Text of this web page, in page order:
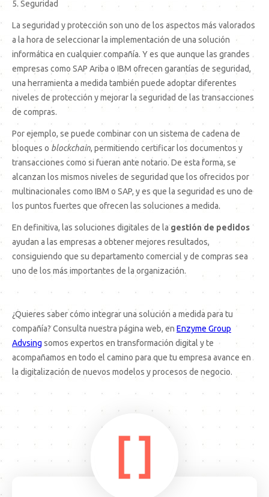
5. Seguridad
La seguridad y protección son uno de los aspectos más valorados
a la hora de seleccionar la implementación de una solución
informática en cualquier compañía. Y es que aunque las grandes
empresas como SAP Ariba o IBM ofrecen garantías de seguridad,
una herramienta a medida también puede adoptar diferentes
niveles de protección y mejorar la seguridad de las transacciones
de compras.
Por ejemplo, se puede combinar con un sistema de cadena de
bloques o blockchain, permitiendo certificar los documentos y
transacciones como si fueran ante notario. De esta forma, se
alcanzan los mismos niveles de seguridad que los ofrecidos por
multinacionales como IBM o SAP, y es que la seguridad es uno de
los puntos fuertes que ofrecen las soluciones a medida.
En definitiva, las soluciones digitales de lagestión de pedidos
ayudan a las empresas a obtener mejores resultados,
consiguiendo que su departamento comercial y de compras sea
uno de los más importantes de la organización.
¿Quieres saber cómo integrar una solución a medida para tu
compañía? Consulta nuestra página web, en Enzyme Group
Advsing somos expertos en transformación digital y te
acompañamos en todo el camino para que tu empresa avance en
la digitalización de nuevos modelos y procesos de negocio.